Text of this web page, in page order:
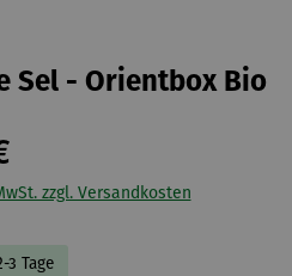
Sel - Orientbox Bio
zzgl. Versandkosten
3 Tage